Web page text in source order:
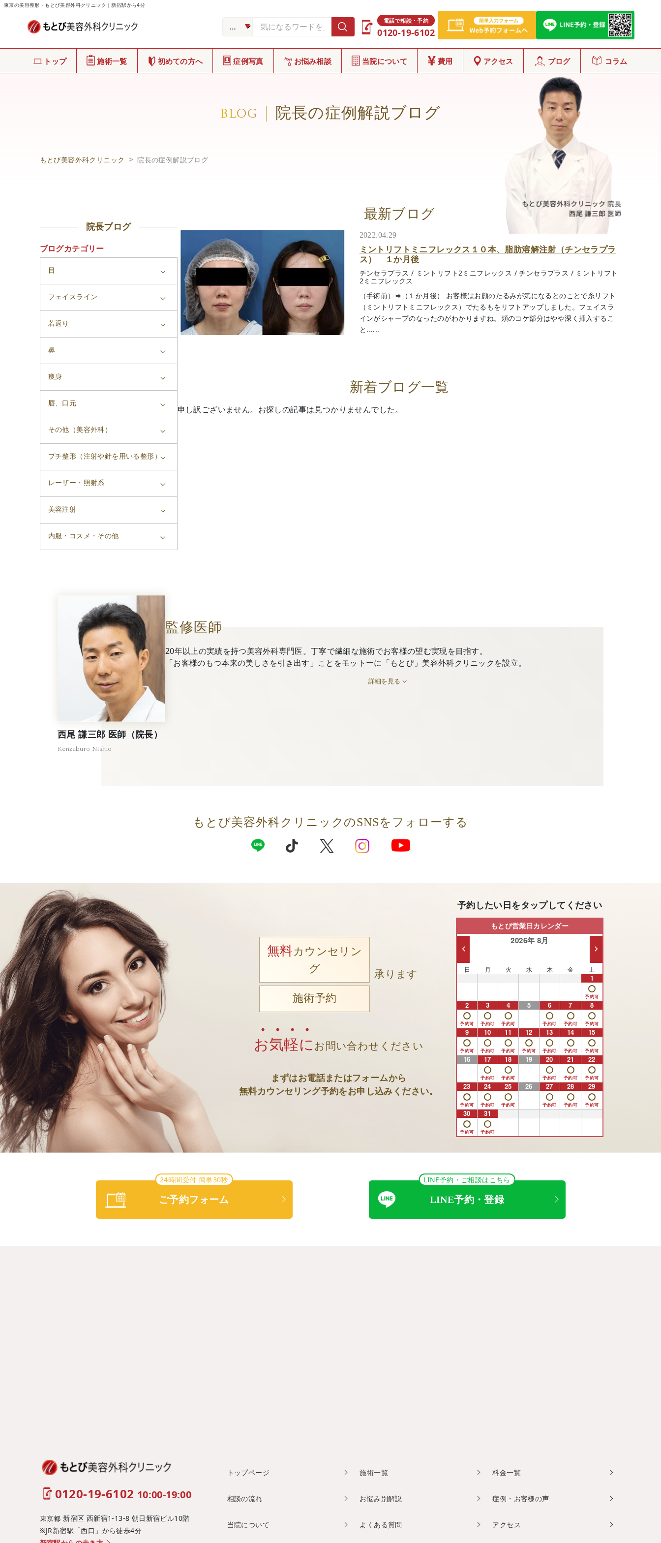
東京の美容整形・もとび美容外科クリニック｜新宿駅から4分
電話で相談・予約
0120-19-6102
トップ 施術一覧 初めての方へ 症例写真 お悩み相談 当院について 費用 アクセス ブログ コラム
BLOG 院長の症例解説ブログ
もとび美容外科クリニック 院長の症例解説ブログ
院長ブログ
ブログカテゴリー
目
フェイスライン
若返り
鼻
痩身
唇、口元
その他（美容外科）
プチ整形（注射や針を用いる整形）
レーザー・照射系
美容注射
内服・コスメ・その他
最新ブログ
2022.04.29
ミントリフトミニフレックス１０本、脂肪溶解注射（チンセラプラ
ス） １か月後
チンセラプラス / ミントリフト2ミニフレックス /チンセラプラス / ミントリフト
2ミニフレックス
（手術前）⇒（１か月後） お客様はお顔のたるみが気になるとのことで糸リフト
（ミントリフトミニフレックス）でたるもをリフトアップしました。フェイスラ
インがシャープのなったのがわかりますね。頬のコケ部分はやや深く挿入するこ
と......
新着ブログ一覧
申し訳ございません。お探しの記事は見つかりませんでした。
監修医師
20年以上の実績を持つ美容外科専門医。丁寧で繊細な施術でお客様の望む実現を目指す。
「お客様のもつ本来の美しさを引き出す」ことをモットーに「もとび」美容外科クリニックを設立。
詳細を見る
西尾 謙三郎 医師（院長）
Kenzaburo Nishio
もとび美容外科クリニックのSNSをフォローする
無料カウンセリン
グ
施術予約
承ります
お気軽に お問い合わせください
まずはお電話またはフォームから
無料カウンセリング予約をお申し込みください。
予約したい日をタップしてください
もとび営業日カレンダー
2026年 8月
日 月 火 水 木 金 土
1
2 3 4 5 6 7 8
9 10 11 12 13 14 15
16 17 18 19 20 21 22
23 24 25 26 27 28 29
30 31
24時間受付 簡単30秒
ご予約フォーム
LINE予約・ご相談はこちら
LINE予約・登録
0120-19-6102 10:00-19:00
東京都 新宿区 西新宿1-13-8 朝日新宿ビル10階
※JR新宿駅「西口」から徒歩4分
トップページ 施術一覧 料金一覧
相談の流れ お悩み別解説 症例・お客様の声
当院について よくある質問 アクセス